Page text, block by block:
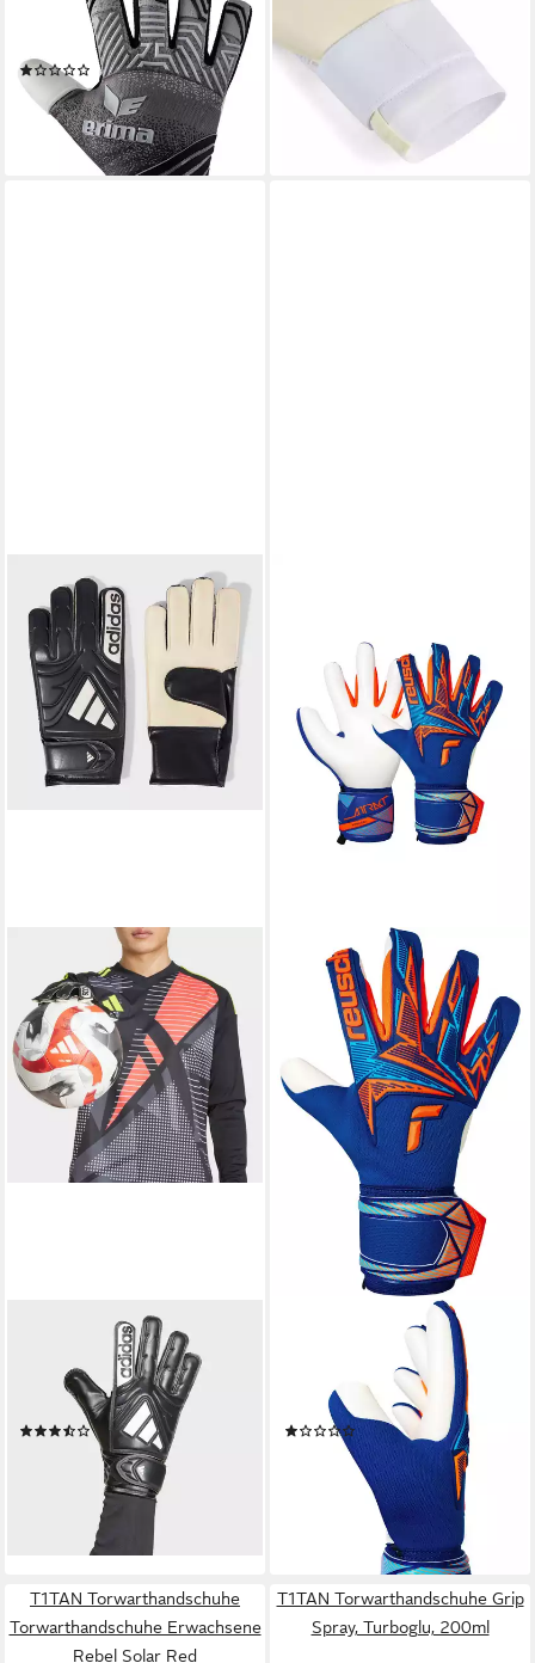
Pro Torwarthandschuhe (2-
(1)
38,49 € UVP54,99 €
-30%
lieferbar - in 2-3 Werktagen bei dir
ULTRA Ultimate BRILLIANCE
Hybrid Torwarthandschuhe
119,95 €
lieferbar - in 3-4 Werktagen bei dir
ADIDAS PERFORMANCE
Torwarthandschuhe COPA GL
CLB J für Kinder und
Jugendliche
(13)
ab 14,99 € UVP18,00 €
lieferbar - in 1-2 Werktagen bei dir
Torwarthandschuhe Attrakt
Freegel Advance mit Komfort
und zuverlässiger Stabilität
(1)
ab 47,99 € UVP 59,99 €
lieferbar - in 2-3 Werktagen bei dir
T1TAN Torwarthandschuhe
Torwarthandschuhe Erwachsene
Rebel Solar Red
T1TAN Torwarthandschuhe Grip
Spray, Turboglu, 200ml